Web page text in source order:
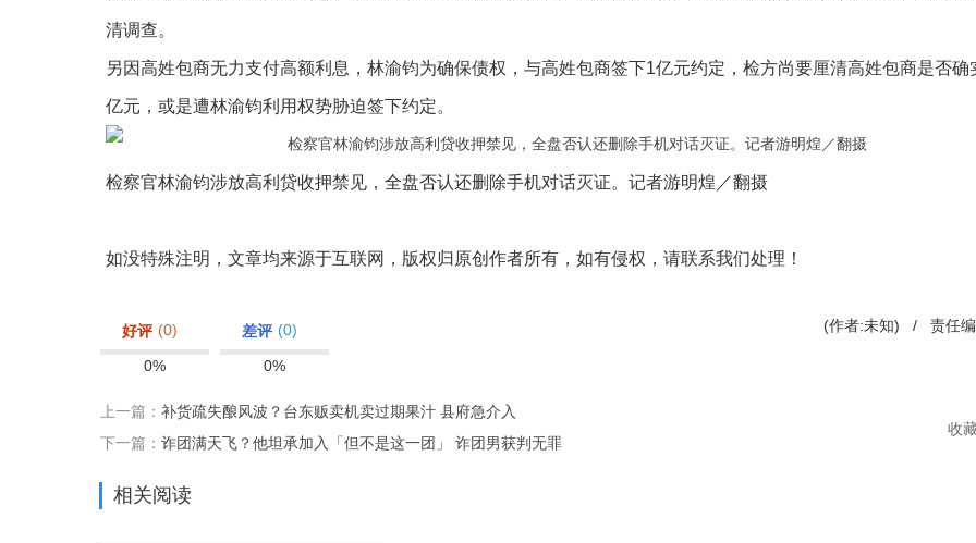
清调查。
另因高姓包商无力支付高额利息，林渝钧为确保债权，与高姓包商签下1亿元约定，检方尚要厘清高姓包商是否确
亿元，或是遭林渝钧利用权势胁迫签下约定。
检察官林渝钧涉放高利贷收押禁见，全盘否认还删除手机对话灭证。记者游明煌／翻摄
如没特殊注明，文章均来源于互联网，版权归原创作者所有，如有侵权，请联系我们处理！
好评 (0)
0%
差评 (0)
0%
(作者:未知) / 责任编
上一篇： 补货疏失酿风波？台东贩卖机卖过期果汁 县府急介入
下一篇： 诈团满天飞？他坦承加入「但不是这一团」 诈团男获判无罪
收
相关阅读